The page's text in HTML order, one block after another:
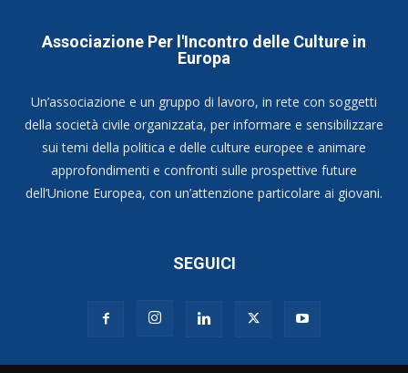
Associazione Per l'Incontro delle Culture in
Europa
Un’associazione e un gruppo di lavoro, in rete con soggetti
della società civile organizzata, per informare e sensibilizzare
sui temi della politica e delle culture europee e animare
approfondimenti e confronti sulle prospettive future
dell’Unione Europea, con un’attenzione particolare ai giovani.
SEGUICI